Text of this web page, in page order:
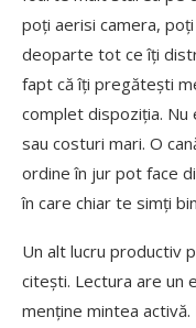
poți aerisi camera,
deoparte tot ce îți
fapt că îți pregătești
complet dispoziția.
sau costuri mari. O
ordine în jur pot face
în care chiar te simți
Un alt lucru productiv
citești. Lectura are un
menține mintea